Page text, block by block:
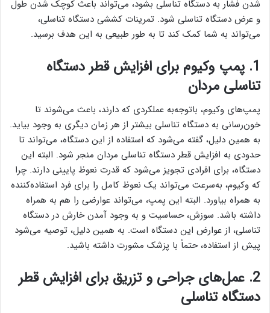
شدن فشار به دستگاه تناسلی بشود، می‌تواند باعث کوچک شدن طول
و عرض دستگاه تناسلی شود. تمرینات کششی دستگاه تناسلی،
می‌تواند به شما کمک کند تا به طور طبیعی به این هدف برسید.
1. پمپ وکیوم برای افزایش قطر دستگاه
تناسلی مردان
پمپ‌های وکیوم، باتوجه‌به عملکردی که دارند، باعث می‌شوند تا
خون‌رسانی به دستگاه تناسلی بیشتر از هر زمان دیگری به وجود بیاید.
به همین دلیل، گفته می‌شود که استفاده از این دستگاه، می‌تواند تا
حدودی به افزایش قطر دستگاه تناسلی مردان منجر شود. البته این
دستگاه، برای افرادی تجویز می‌شود که قدرت نعوظ پایینی دارند. چرا
که وکیوم، به‌سرعت می‌تواند یک نعوظ کامل را برای فرد استفاده‌کننده
به همراه بیاورد. البته این پمپ، می‌تواند عوارضی را هم به همراه
داشته باشد. سوزش، حساسیت و به وجود آمدن خارش در دستگاه
تناسلی، از عوارض این دستگاه است. به همین دلیل، توصیه می‌شود
پیش از استفاده، حتماً با پزشک مشورت داشته باشید.
2. عمل‌های جراحی و تزریق برای افزایش قطر
دستگاه تناسلی